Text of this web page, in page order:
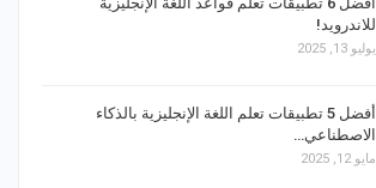
للاندرويد!
يوليو 13, 2025
أفضل 5 تطبيقات تعلم اللغة الإنجليزية بالذكاء
الاصطناعي…
مايو 12, 2025